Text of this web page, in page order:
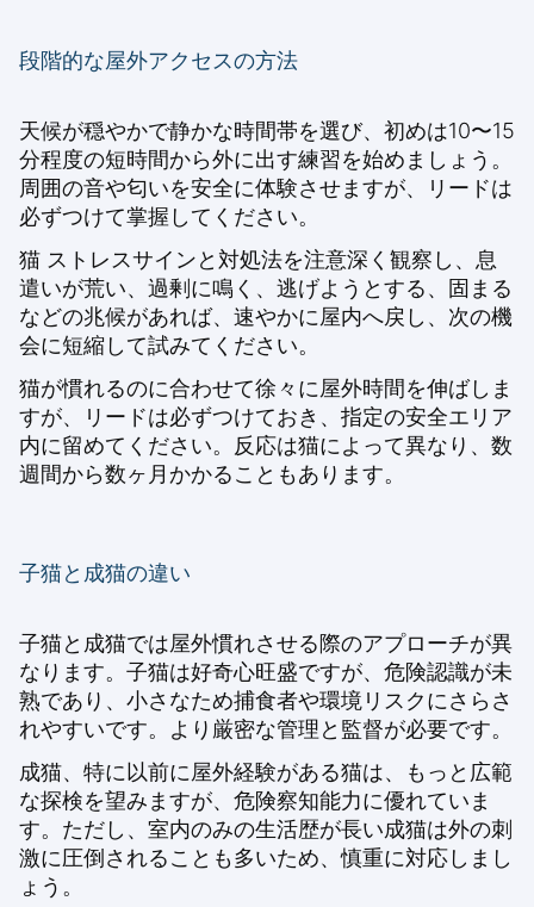
段階的な屋外アクセスの方法
天候が穏やかで静かな時間帯を選び、初めは10〜15
分程度の短時間から外に出す練習を始めましょう。
周囲の音や匂いを安全に体験させますが、リードは
必ずつけて掌握してください。
猫 ストレスサインと対処法を注意深く観察し、息
遣いが荒い、過剰に鳴く、逃げようとする、固まる
などの兆候があれば、速やかに屋内へ戻し、次の機
会に短縮して試みてください。
猫が慣れるのに合わせて徐々に屋外時間を伸ばしま
すが、リードは必ずつけておき、指定の安全エリア
内に留めてください。反応は猫によって異なり、数
週間から数ヶ月かかることもあります。
子猫と成猫の違い
子猫と成猫では屋外慣れさせる際のアプローチが異
なります。子猫は好奇心旺盛ですが、危険認識が未
熟であり、小さなため捕食者や環境リスクにさらさ
れやすいです。より厳密な管理と監督が必要です。
成猫、特に以前に屋外経験がある猫は、もっと広範
な探検を望みますが、危険察知能力に優れていま
す。ただし、室内のみの生活歴が長い成猫は外の刺
激に圧倒されることも多いため、慎重に対応しまし
ょう。